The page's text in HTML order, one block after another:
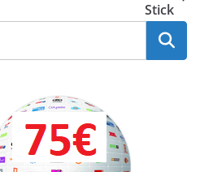
Stick